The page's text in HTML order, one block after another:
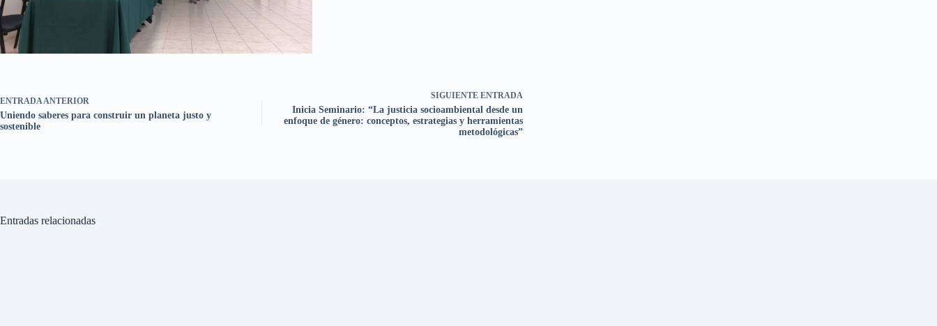
ENTRADA ANTERIOR
Uniendo saberes para construir un planeta justo y
sostenible
SIGUIENTE ENTRADA
Inicia Seminario: “La justicia socioambiental desde un
enfoque de género: conceptos, estrategias y herramientas
metodológicas”
Entradas relacionadas